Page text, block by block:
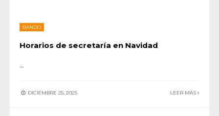
BANDO
Horarios de secretaría en Navidad
...
DICIEMBRE 25, 2025 LEER MÁS